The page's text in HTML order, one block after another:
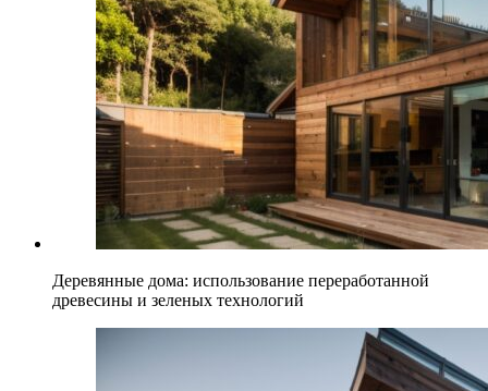
Деревянные дома: использование переработанной
древесины и зеленых технологий